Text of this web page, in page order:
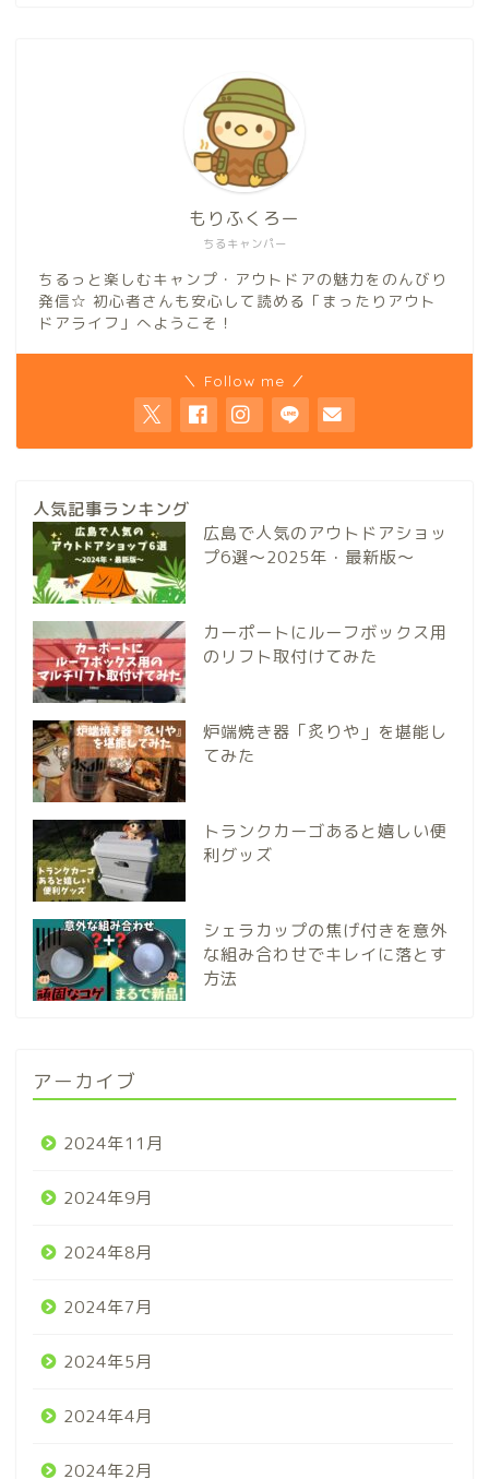
ちるキャンパー
もりふくろー
ちるっと楽しむキャンプ・アウトドアの魅力をのんびり
発信☆ 初心者さんも安心して読める「まったりアウト
ドアライフ」へようこそ！
＼ Follow me ／
人気記事ランキング
広島で人気のアウトドアショッ
プ6選～2025年・最新版～
カーポートにルーフボックス用
のリフト取付けてみた
炉端焼き器「炙りや」を堪能し
てみた
トランクカーゴあると嬉しい便
利グッズ
シェラカップの焦げ付きを意外
な組み合わせでキレイに落とす
方法
アーカイブ
2024年11月
2024年9月
2024年8月
2024年7月
2024年5月
2024年4月
2024年2月